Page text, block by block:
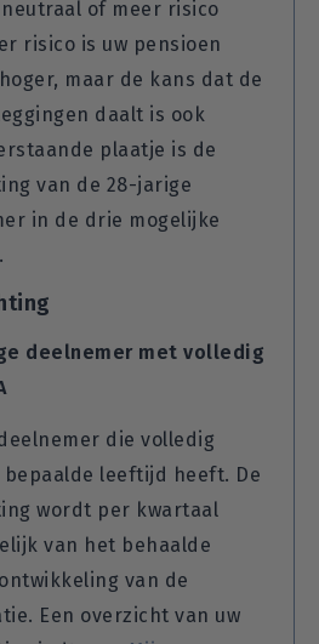
of meer risico
risico is uw pensioen
maar de kans dat de
daalt is ook
plaatje is de
van de 28-jarige
in de drie mogelijke
deelnemer met volledig
die volledig
leeftijd heeft. De
wordt per kwartaal
van het behaalde
van de
Een overzicht van uw